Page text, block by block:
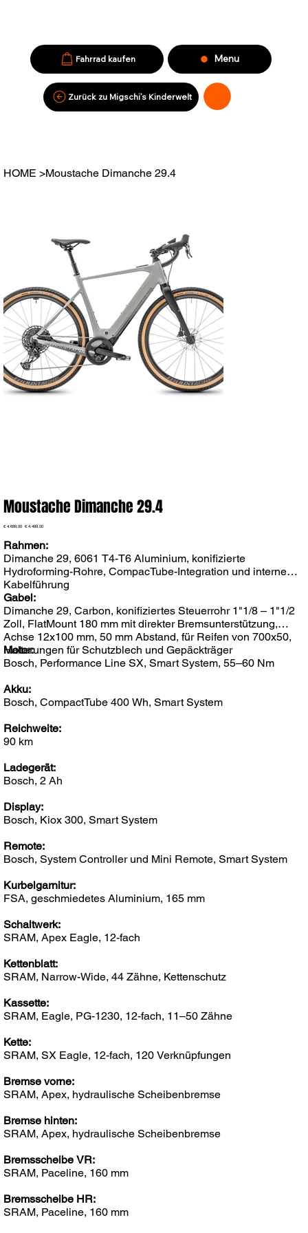
Zurück zu Migschi’s Kinderwelt
Fahrrad kaufen Menu
HOME >Moustache Dimanche 29.4
Moustache Dimanche 29.4
Ursprünglicher
€ 4.699,00 Angebotspreis
€ 4.499,00
Rahmen:
Dimanche 29, 6061 T4-T6 Aluminium, konifizierte
Hydroforming-Rohre, CompacTube-Integration und interne
Kabelführung
Gabel:
Dimanche 29, Carbon, konifiziertes Steuerrohr 1"1/8 – 1"1/2
Zoll, FlatMount 180 mm mit direkter Bremsunterstützung,
Achse 12x100 mm, 50 mm Abstand, für Reifen von 700x50,
Halterungen für Schutzblech und Gepäckträger
Motor:
Bosch, Performance Line SX, Smart System, 55–60 Nm
Akku:
Bosch, CompactTube 400 Wh, Smart System
Reichweite:
90 km
Ladegerät:
Bosch, 2 Ah
Display:
Bosch, Kiox 300, Smart System
Remote:
Bosch, System Controller und Mini Remote, Smart System
Kurbelgarnitur:
FSA, geschmiedetes Aluminium, 165 mm
Schaltwerk:
SRAM, Apex Eagle, 12-fach
Kettenblatt:
SRAM, Narrow-Wide, 44 Zähne, Kettenschutz
Kassette:
SRAM, Eagle, PG-1230, 12-fach, 11–50 Zähne
Kette:
SRAM, SX Eagle, 12-fach, 120 Verknüpfungen
Bremse vorne:
SRAM, Apex, hydraulische Scheibenbremse
Bremse hinten:
SRAM, Apex, hydraulische Scheibenbremse
Bremsscheibe VR:
SRAM, Paceline, 160 mm
Bremsscheibe HR:
SRAM, Paceline, 160 mm